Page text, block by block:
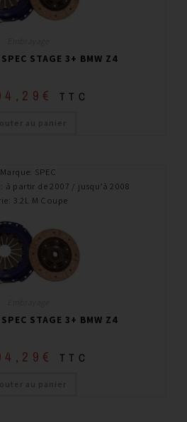
STAGE 3+ BMW Z4
€ TTC
au panier
Marque: SPEC
: à partir de 2007 / jusqu’à 2008
: 3.2L M Coupe
STAGE 3+ BMW Z4
€ TTC
au panier